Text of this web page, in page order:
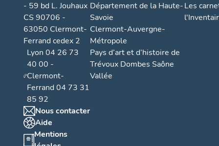
- 59 bd L. Jouhaux
CS 90706 -
63050 Clermont-
Ferrand cedex 2
Lyon 04 26 73
40 00 -
Clermont-
Ferrand 04 73 31
85 92
Nous contacter
Aide
Mentions
Département de la Haute-
Savoie
Clermont-Auvergne-
Métropole
Pays d’art et d’histoire de
Trévoux Dombes Saône
Vallée
Les